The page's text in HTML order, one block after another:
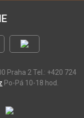
Praha 2 Tel.: +420 724
Po-Pá 10-18 hod.